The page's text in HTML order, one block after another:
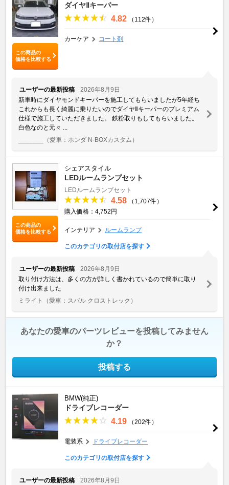
この商品の
価格を比較する
ダイヤⅡキーパー
4.82 （112件）
カーケア コート剤
ユーザーの最新投稿
2026年8月9日
新車時にダイヤモンドキーパーを施工してもらいましたが5年経ち
これからも長く綺麗に乗りたいのでダイヤⅡキーパーのプレミアム
仕様で施工していただきました。 鉄粉取りもしてもらいました。
白色なのと元々 ...
（愛車：ホンダ N-BOXカスタム）
この商品の
価格を比較する
シェアスタイル
LEDルームランプセット
LEDルームランプセット
4.58
（1,707件）
購入価格：4,752円
インテリア ルームランプ
このカテゴリの取付店を探す
ユーザーの最新投稿
2026年8月9日
取り付け方法は、多くの方が詳しく書かれているので簡単に取り
付け出来ました
ミライト
（愛車：スバル クロストレック）
あなたの愛車のパーツレビューを投稿してみません
か？
投稿する
BMW(純正)
ドライブレコーダー
4.19 （202件）
電装系 ドライブレコーダー
このカテゴリの取付店を探す
ユーザーの最新投稿
2026年8月9日